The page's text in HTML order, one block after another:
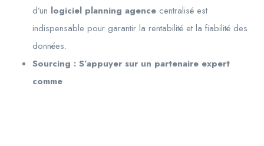
d’un logiciel planning agence centralisé est
indispensable pour garantir la rentabilité et la fiabilité des
données.
Sourcing : S’appuyer sur un partenaire expert
comme